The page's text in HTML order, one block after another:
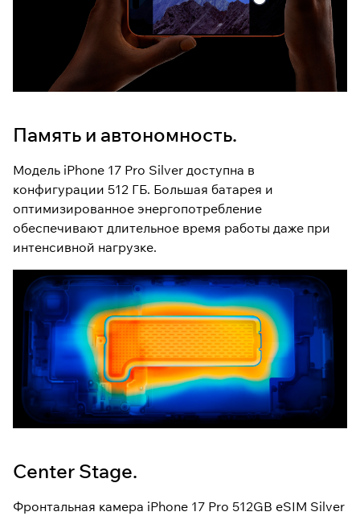
Память и автономность.
Модель iPhone 17 Pro Silver доступна в
конфигурации 512 ГБ. Большая батарея и
оптимизированное энергопотребление
обеспечивают длительное время работы даже при
интенсивной нагрузке.
Center Stage.
Фронтальная камера iPhone 17 Pro 512GB eSIM Silver